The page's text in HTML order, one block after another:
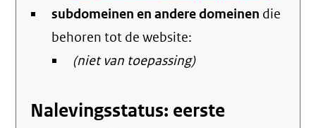
link)
subdomeinen en andere domeinen die
behoren tot de website:
(niet van toepassing)
Nalevingsstatus: eerste